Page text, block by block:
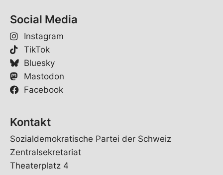
Social Media
Instagram
TikTok
Bluesky
Mastodon
Facebook
Kontakt
Sozialdemokratische Partei der Schweiz
Zentralsekretariat
Theaterplatz 4